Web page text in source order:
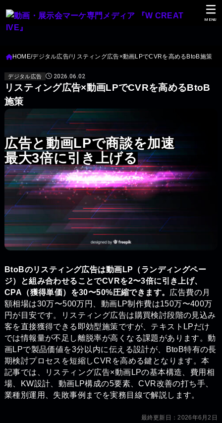
MENU
HOME デジタル広告 リスティング広告×動画LPでCVRを高めるBtoB施策
デジタル広告 2026.06.02
リスティング広告×動画LPでCVRを高めるBtoB
施策
広告と動画LPで商談を加速
最大3倍に引き上げる
BtoBのリスティング広告は動画LP（ランディングペー
ジ）と組み合わせることでCVRを2〜3倍に引き上げ、
CPA（獲得単価）を30〜50%圧縮できます。 広告費の月
額相場は30万〜500万円、動画LP制作費は150万〜400万
円が目安です。リスティング広告は購買検討段階の見込み
客を直接獲得できる即効型施策ですが、テキストLPだけ
では情報量が不足し離脱率が高くなる課題があります。動
画LPで製品価値を3分以内に伝える設計が、BtoB特有の長
期検討プロセスを短縮しCVRを高める鍵となります。本
記事では、リスティング広告×動画LPの基本構造、費用相
場、KW設計、動画LP構成の5要素、CVR改善の打ち手、
業種別運用、失敗事例までを実務目線で解説します。
最終更新日：2026年6月2日